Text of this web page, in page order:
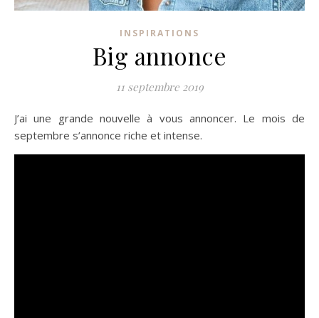
INSPIRATIONS
Big annonce
11 septembre 2019
J’ai une grande nouvelle à vous annoncer. Le mois de
septembre s’annonce riche et intense.